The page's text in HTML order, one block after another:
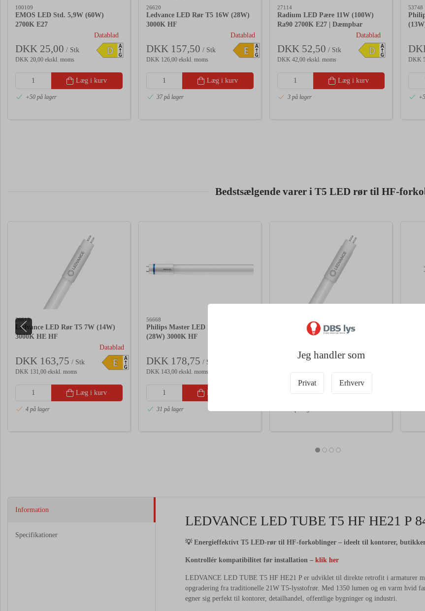
Jeg handler som
Privat Erhverv
100109
EMOS LED Std. 5,9W (60W)
2700K E27
DKK 25,00 / Stk
Datablad
D A
G
DKK 20,00 ekskl. moms
Læg i kurv
+50 på lager
26620
Ledvance LED Rør T5 16W (28W)
3000K HF
DKK 157,50 / Stk
Datablad
E A
G
DKK 126,00 ekskl. moms
Læg i kurv
37 på lager
27114
Radium LED Pære 11W (100W)
Ra90 2700K E27 | Dæmpbar
DKK 52,50 / Stk
Datablad
D A
G
DKK 42,00 ekskl. moms
Læg i kurv
3 på lager
53748
DKK
Bedstsælgende varer i T5 LED rør til HF-
26613
Ledvance LED Rør T5 7W (14W)
3000K HE HF
DKK 163,75 / Stk
Datablad
E A
G
DKK 131,00 ekskl. moms
Læg i kurv
4 på lager
56668
Philips Master LED Rør T5 16,5W
(28W) 3000K HF
DKK 178,75 / Stk
DKK 143,00 ekskl. moms
Læg i kurv
31 på lager
Ledvance LED Rør T5 16W (28W)
DKK 157,50
DKK 126,00 ekskl. moms
Læg i kurv
DKK
Information
Specifikationer
LEDVANCE LED TUBE T5 HF HE21 P
💡 Energieffektivt T5 LED-rør til HF-forkoblinger – ideelt til kontorer,
Kontrollér kompatibilitet før installation – klik her
LEDVANCE LED TUBE T5 HF HE21 P er udviklet til direkte retrofit i armaturer
opgradering fra traditionelle 21W T5-lysstofrør. Med 1350 lumen og en varm hvid
egner sig perfekt til kontorer, detailhandel, offentlige bygninger og industri.